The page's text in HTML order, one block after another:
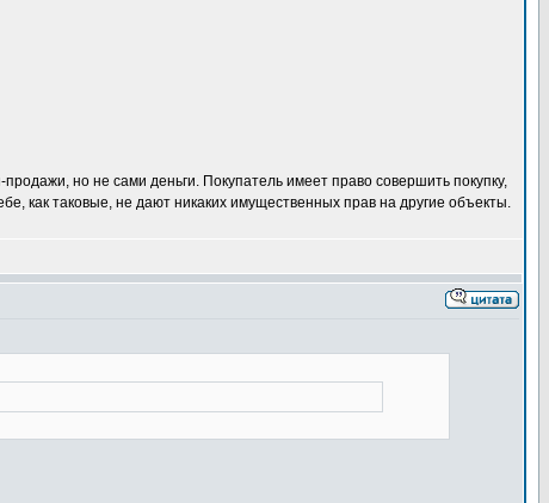
но не сами деньги. Покупатель имеет право совершить покупку,
как таковые, не дают никаких имущественных прав на другие объекты.